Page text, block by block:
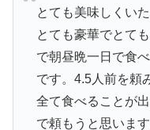
とても美味しくい
とても豪華でとて
で朝昼晩一日で食
です。4.5人前を頼
全て食べることが
で頼もうと思います